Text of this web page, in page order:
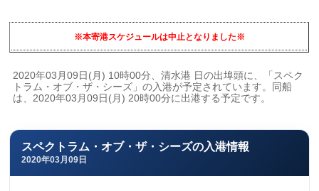
※本寄港スケジュールは中止となりました※
2020年03月09日(月) 10時00分、清水港 日の出埠頭に、「スペク
トラム・オブ・ザ・シーズ」の入港が予定されています。同船
は、2020年03月09日(月) 20時00分に出港する予定です。
スペクトラム・オブ・ザ・シーズの入港情報
2020年03月09日